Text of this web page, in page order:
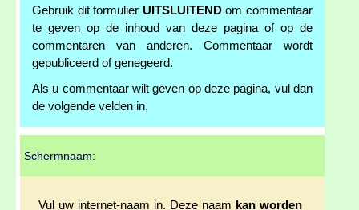
Gebruik dit formulier UITSLUITENDom commentaar
te geven op de inhoud van deze pagina of op de
commentaren van anderen. Commentaar wordt
gepubliceerd of genegeerd.
Als u commentaar wilt geven op deze pagina, vul dan
de volgende velden in.
Schermnaam:
Vul uw internet-naam in. Deze naam kan worden